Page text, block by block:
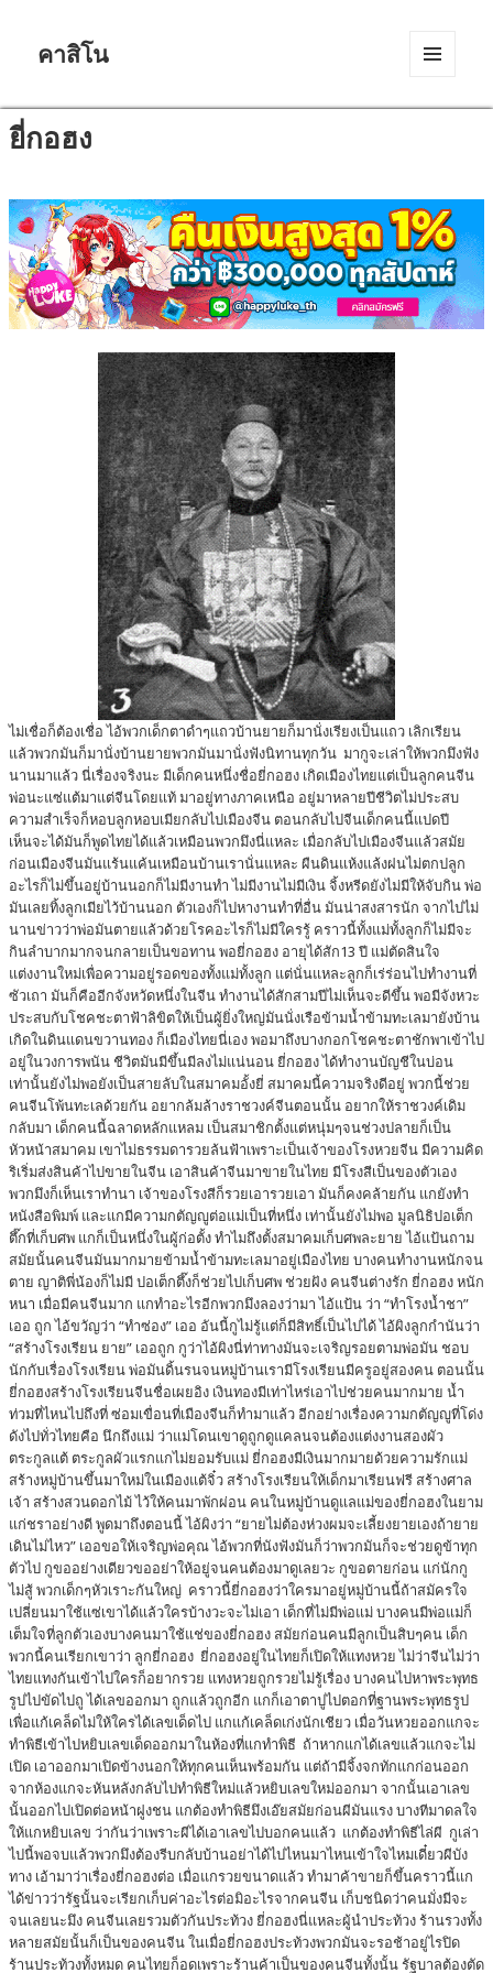
คาสิโน
AND
ยี่กอฮง
ไม่เชื่อก็ต้องเชื่อ ไอ้พวกเด็กตาดำๆแถวบ้านยายก็มานั่งเรียงเป็นแถว เลิกเรียน
แล้วพวกมันก็มานั่งบ้านยายพวกมันมานั่งฟังนิทานทุกวัน มากูจะเล่าให้พวกมึงฟัง
นานมาแล้ว นี่เรื่องจริงนะ มีเด็กคนหนึ่งชื่อยี่กอฮง เกิดเมืองไทยแต่เป็นลูกคนจีน
พ่อนะแซ่แต้มาแต่จีนโดยแท้ มาอยู่ทางภาคเหนือ อยู่มาหลายปีชีวิตไม่ประสบ
ความสำเร็จก็หอบลูกหอบเมียกลับไปเมืองจีน ตอนกลับไปจีนเด็กคนนี้แปดปี
เห็นจะได้มันก็พูดไทยได้แล้วเหมือนพวกมึงนี่แหละ เมื่อกลับไปเมืองจีนแล้วสมัย
ก่อนเมืองจีนมันแร้นแค้นเหมือนบ้านเรานั่นแหละ ผืนดินแห้งแล้งฝนไม่ตกปลูก
อะไรก็ไม่ขึ้นอยู่บ้านนอกก็ไม่มีงานทำ ไม่มีงานไม่มีเงิน จิ้งหรีดยังไม่มีให้จับกิน พ่อ
มันเลยทิ้งลูกเมียไว้บ้านนอก ตัวเองก็ไปหางานทำที่อื่น มันน่าสงสารนัก จากไปไม่
นานข่าวว่าพ่อมันตายแล้วด้วยโรคอะไรก็ไม่มีใครรู้ คราวนี้ทั้งแม่ทั้งลูกก็ไม่มีจะ
กินลำบากมากจนกลายเป็นขอทาน พอยี่กอฮง อายุได้สัก13 ปี แม่ตัดสินใจ
แต่งงานใหม่เพื่อความอยู่รอดของทั้งแม่ทั้งลูก แต่นั่นแหละลูกก็เร่ร่อนไปทำงานที่
ซัวเถา มันก็คืออีกจังหวัดหนึ่งในจีน ทำงานได้สักสามปีไม่เห็นจะดีขึ้น พอมีจังหวะ
ประสบกับโชคชะตาฟ้าลิขิตให้เป็นผู้ยิ่งใหญ่มันนั่งเรือข้ามน้ำข้ามทะเลมายังบ้าน
เกิดในดินแดนขวานทอง ก็เมืองไทยนี่เอง พอมาถึงบางกอกโชคชะตาชักพาเข้าไป
อยู่ในวงการพนัน ชีวิตมันมีขึ้นมีลงไม่แน่นอน ยี่กอฮง ได้ทำงานบัญชีในบ่อน
เท่านั้นยังไม่พอยังเป็นสายลับในสมาคมอั้งยี่ สมาคมนี้ความจริงดีอยู่ พวกนี้ช่วย
คนจีนโพ้นทะเลด้วยกัน อยากล้มล้างราชวงค์จีนตอนนั้น อยากให้ราชวงค์เดิม
กลับมา เด็กคนนี้ฉลาดหลักแหลม เป็นสมาชิกตั้งแต่หนุ่มๆจนช่วงปลายก็เป็น
หัวหน้าสมาคม เขาไม่ธรรมดารวยล้นฟ้าเพราะเป็นเจ้าของโรงหวยจีน มีความคิด
ริเริ่มส่งสินค้าไปขายในจีน เอาสินค้าจีนมาขายในไทย มีโรงสีเป็นของตัวเอง
พวกมึงก็เห็นเราทำนา เจ้าของโรงสีก็รวยเอารวยเอา มันก็คงคล้ายกัน แกยังทำ
หนังสือพิมพ์ และแกมีความกตัญญูต่อแม่เป็นที่หนึ่ง เท่านั้นยังไม่พอ มูลนิธิปอเต็ก
ตึ๊กที่เก็บศพ แกก็เป็นหนึ่งในผู้ก่อตั้ง ทำไมถึงตั้งสมาคมเก็บศพละยาย ไอ้แป้นถาม
สมัยนั้นคนจีนมันมากมายข้ามน้ำข้ามทะเลมาอยู่เมืองไทย บางคนทำงานหนักจน
ตาย ญาติพี่น้องก็ไม่มี ปอเต็กตึ๊งก็ช่วยไปเก็บศพ ช่วยฝัง คนจีนต่างรัก ยี่กอฮง หนัก
หนา เมื่อมีคนจีนมาก แกทำอะไรอีกพวกมึงลองว่ามา ไอ้แป้น ว่า “ทำโรงน้ำชา”
เออ ถูก ไอ้ขวัญว่า “ทำซ่อง” เออ อันนี้กูไม่รู้แต่ก็มีสิทธิ์เป็นไปได้ ไอ้ผิงลูกกำนันว่า
“สร้างโรงเรียน ยาย” เออถูก กูว่าไอ้ผิงนี่ท่าทางมันจะเจริญรอยตามพ่อมัน ชอบ
นักกับเรื่องโรงเรียน พ่อมันดิ้นรนจนหมู่บ้านเรามีโรงเรียนมีครูอยู่สองคน ตอนนั้น
ยี่กอฮงสร้างโรงเรียนจีนชื่อเผยอิง เงินทองมีเท่าไหร่เอาไปช่วยคนมากมาย น้ำ
ท่วมที่ไหนไปถึงที่ ซ่อมเขื่อนที่เมืองจีนก็ทำมาแล้ว อีกอย่างเรื่องความกตัญญูที่โด่ง
ดังไปทั่วไทยคือ นึกถึงแม่ ว่าแม่โดนเขาดูถูกดูแคลนจนต้องแต่งงานสองผัว
ตระกูลแต้ ตระกูลผัวแรกแกไม่ยอมรับแม่ ยี่กอฮงมีเงินมากมายด้วยความรักแม่
สร้างหมู่บ้านขึ้นมาใหม่ในเมืองแต้จิ๋ว สร้างโรงเรียนให้เด็กมาเรียนฟรี สร้างศาล
เจ้า สร้างสวนดอกไม้ ไว้ให้คนมาพักผ่อน คนในหมู่บ้านดูแลแม่ของยี่กอฮงในยาม
แก่ชราอย่างดี พูดมาถึงตอนนี้ ไอ้ผิงว่า “ยายไม่ต้องห่วงผมจะเลี้ยงยายเองถ้ายาย
เดินไม่ไหว” เออขอให้เจริญพ่อคุณ ไอ้พวกที่นังฟังมันก็ว่าพวกมันก็จะช่วยดูข้าทุก
ตัวไป กูขออย่างเดียวขออย่าให้อยู่จนคนต้องมาดูเลยวะ กูขอตายก่อน แก่นักกู
ไม่สู้ พวกเด็กๆหัวเราะกันใหญ่ คราวนี้ยี่กอฮงว่าใครมาอยู่หมู่บ้านนี้ถ้าสมัครใจ
เปลี่ยนมาใช้แซ่เขาได้แล้วใครบ้างวะจะไม่เอา เด็กที่ไม่มีพ่อแม่ บางคนมีพ่อแม่ก็
เต็มใจที่ลูกตัวเองบางคนมาใช้แช่ของยี่กอฮง สมัยก่อนคนมีลูกเป็นสิบๆคน เด็ก
พวกนี้คนเรียกเขาว่า ลูกยี่กอฮง ยี่กอฮงอยู่ในไทยก็เปิดให้แทงหวย ไม่ว่าจีนไม่ว่า
ไทยแทงกันเข้าไปใครก็อยากรวย แทงหวยถูกรวยไม่รู้เรื่อง บางคนไปหาพระพุทธ
รูปไปขัดไปถู ได้เลขออกมา ถูกแล้วถูกอีก แกก็เอาตาปูไปตอกที่ฐานพระพุทธรูป
เพื่อแก้เคล็ดไม่ให้ใครได้เลขเด็ดไป แกแก้เคล็ดเก่งนักเชียว เมื่อวันหวยออกแกจะ
ทำพิธีเข้าไปหยิบเลขเด็ดออกมาในห้องที่แกทำพิธี ถ้าหากแกได้เลขแล้วแกจะไม่
เปิด เอาออกมาเปิดข้างนอกให้ทุกคนเห็นพร้อมกัน แต่ถ้ามีจิ้งจกทักแกก่อนออก
จากห้องแกจะหันหลังกลับไปทำพิธีใหม่แล้วหยิบเลขใหม่ออกมา จากนั้นเอาเลข
นั้นออกไปเปิดต่อหน้าฝูงชน แกต้องทำพิธีมึงเอ๊ยสมัยก่อนผีมันแรง บางทีมาดลใจ
ให้แกหยิบเลข ว่ากันว่าเพราะผีได้เอาเลขไปบอกคนแล้ว แกต้องทำพิธีไล่ผี กูเล่า
ไปนี้พอจบแล้วพวกมึงต้องรีบกลับบ้านอย่าได้ไปไหนมาไหนเข้าใจไหมเดี๋ยวผีบัง
ทาง เอ้ามาว่าเรื่องยี่กอฮงต่อ เมื่อแกรวยขนาดแล้ว ทำมาค้าขายก็ขึ้นคราวนี้แก
ได้ข่าวว่ารัฐนั้นจะเรียกเก็บค่าอะไรต่อมิอะไรจากคนจีน เก็บชนิดว่าคนมั่งมีจะ
จนเลยนะมึง คนจีนเลยรวมตัวกันประท้วง ยี่กอฮงนี่แหละผู้นำประท้วง ร้านรวงทั้ง
หลายสมัยนั้นก็เป็นของคนจีน ในเมื่อยี่กอฮงประท้วงพวกมันจะรอช้าอยู่ไรปิด
ร้านประท้วงทั้งหมด คนไทยก็อดเพราะร้านค้าเป็นของคนจีนทั้งนั้น รัฐบาลต้องตัด